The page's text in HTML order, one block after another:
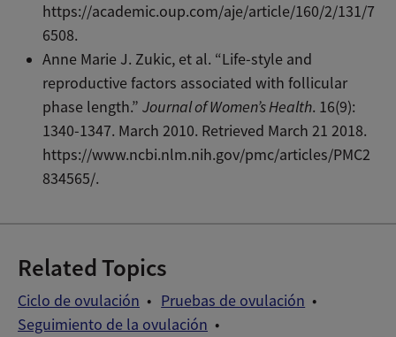
https://academic.oup.com/aje/article/160/2/131/7
6508.
Anne Marie J. Zukic, et al. “Life-style and
reproductive factors associated with follicular
phase length.”Journal of Women’s Health. 16(9):
1340-1347. March 2010. Retrieved March 21 2018.
https://www.ncbi.nlm.nih.gov/pmc/articles/PMC2
834565/.
Related Topics
Ciclo de ovulación
Pruebas de ovulación
Seguimiento de la ovulación